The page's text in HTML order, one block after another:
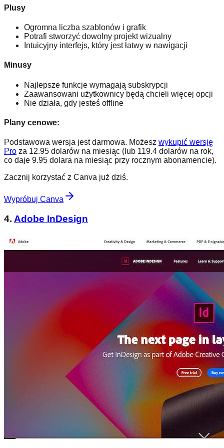
Plusy
Ogromna liczba szablonów i grafik
Potrafi stworzyć dowolny projekt wizualny
Intuicyjny interfejs, który jest łatwy w nawigacji
Minusy
Najlepsze funkcje wymagają subskrypcji
Zaawansowani użytkownicy będą chcieli więcej opcji
Nie działa, gdy jesteś offline
Plany cenowe:
Podstawowa wersja jest darmowa. Możesz wykupić wersję
Pro za 12.95 dolarów na miesiąc (lub 119.4 dolarów na rok,
co daje 9.95 dolara na miesiąc przy rocznym abonamencie).
Zacznij korzystać z Canva już dziś.
Wypróbuj Canva
4. Adobe InDesign